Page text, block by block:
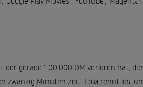
gerade 100.000 DM verloren hat,
zwanzig Minuten Zeit. Lola rennt los,